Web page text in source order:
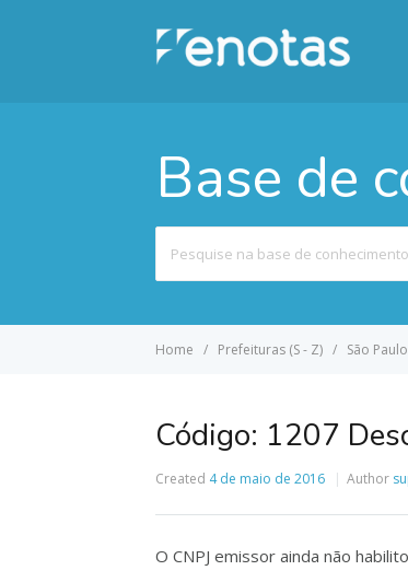
Base de
For
Home Prefeituras (S - Z) São Paulo
Código: 1207
Created 4 de maio de 2016 Author
O CNPJ emissor ainda não